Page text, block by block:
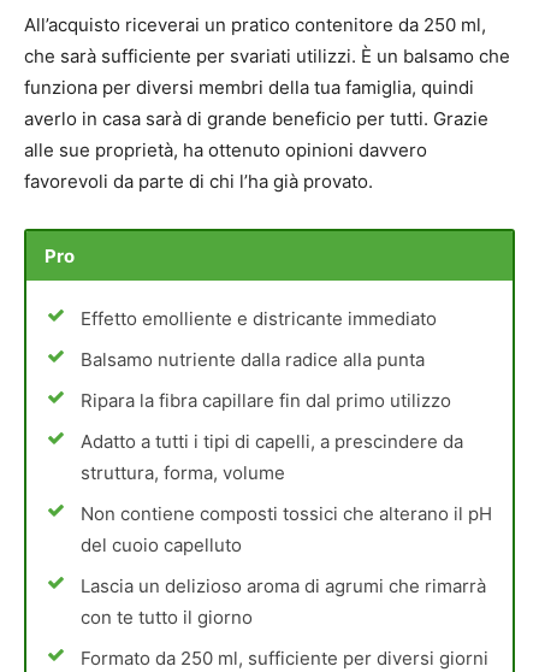
All’acquisto riceverai un pratico contenitore da 250 ml,
che sarà sufficiente per svariati utilizzi. È un balsamo che
funziona per diversi membri della tua famiglia, quindi
averlo in casa sarà di grande beneficio per tutti. Grazie
alle sue proprietà, ha ottenuto opinioni davvero
favorevoli da parte di chi l’ha già provato.
Pro
Effetto emolliente e districante immediato
Balsamo nutriente dalla radice alla punta
Ripara la fibra capillare fin dal primo utilizzo
Adatto a tutti i tipi di capelli, a prescindere da
struttura, forma, volume
Non contiene composti tossici che alterano il pH
del cuoio capelluto
Lascia un delizioso aroma di agrumi che rimarrà
con te tutto il giorno
Formato da 250 ml, sufficiente per diversi giorni